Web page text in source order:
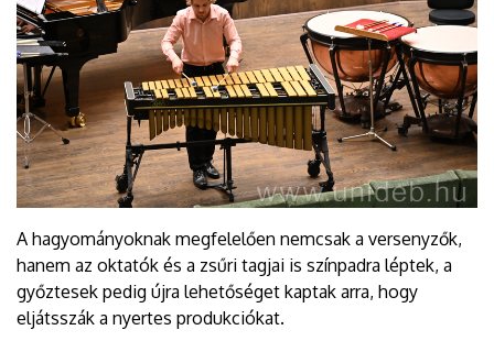
A hagyományoknak megfelelően nemcsak a versenyzők,
hanem az oktatók és a zsűri tagjai is színpadra léptek, a
győztesek pedig újra lehetőséget kaptak arra, hogy
eljátsszák a nyertes produkciókat.